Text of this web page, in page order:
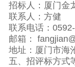
招标人：厦门金
联系人：方健
联系电话：
邮箱：
地址：厦门市海
五、招评标方式